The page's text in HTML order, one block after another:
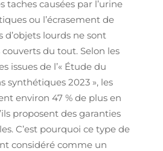
taches causées par l’urine
ou l’écrasement de
d’objets lourds ne sont
du tout. Selon les
issues de l’« Étude du
synthétiques 2023 », les
environ 47 % de plus en
proposent des garanties
C’est pourquoi ce type de
considéré comme un